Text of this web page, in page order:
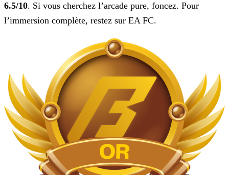
6.5/10. Si vous cherchez l’arcade pure, foncez. Pour
l’immersion complète, restez sur EA FC.